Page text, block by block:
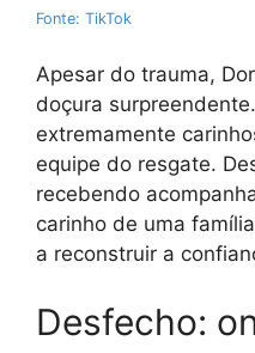
Fonte: TikTok
Apesar do trauma,
doçura
extremamente
equipe do resgate.
recebendo
carinho de uma
a reconstruir a
Desfecho: